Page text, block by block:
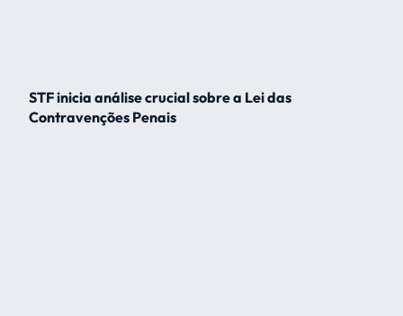
STF inicia análise crucial sobre a Lei das
Contravenções Penais